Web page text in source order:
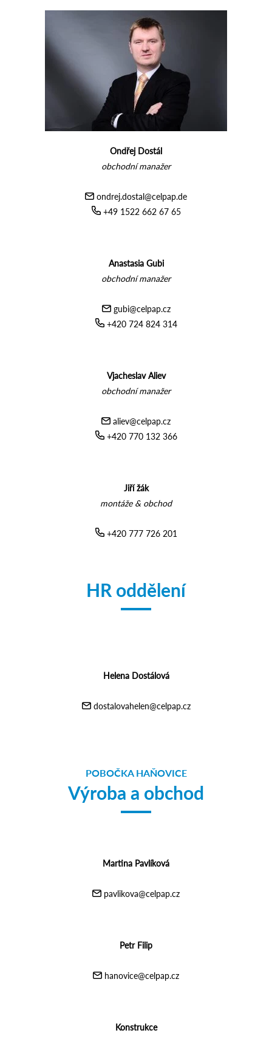
Ondřej Dostál
obchodní manažer
ondrej.dostal@celpap.de
+49 1522 662 67 65
Anastasia Gubi
obchodní manažer
gubi@celpap.cz
+420 724 824 314
Vjacheslav Aliev
obchodní manažer
aliev@celpap.cz
+420 770 132 366
Jiří žák
montáže & obchod
+420 777 726 201
HR oddělení
Helena Dostálová
dostalovahelen@celpap.cz
POBOČKA HAŇOVICE
Výroba a obchod
Martina Pavlíková
pavlikova@celpap.cz
Petr Filip
hanovice@celpap.cz
Konstrukce